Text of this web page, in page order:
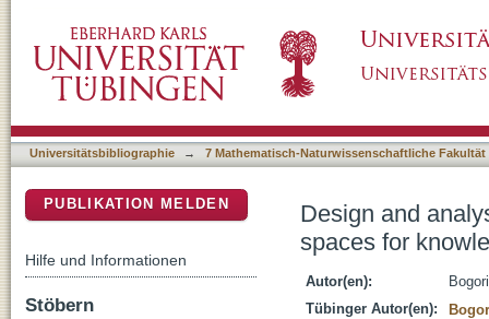
support
Universitätsbibliographie → 7 Mathematisch-Naturwissenschaftliche Fakultät
Design and
spaces for
Autor(en):
Tübinger Autor(en):
PUBLIKATION MELDEN
Hilfe und Informationen
Stöbern